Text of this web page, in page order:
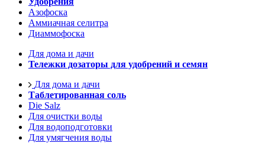
Азофоска
Аммиачная селитра
Диаммофоска
Для дома и дачи
Тележки дозаторы для удобрений и семян
Для дома и дачи
Таблетированная соль
Die Salz
Для очистки воды
Для водоподготовки
Для умягчения воды